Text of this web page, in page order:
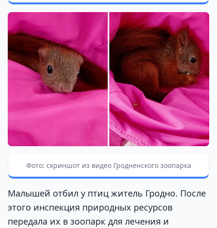
Фото: скриншот из видео Гродненского зоопарка
Малышей отбил у птиц житель Гродно. После
этого инспекция природных ресурсов
передала их в зоопарк для лечения и